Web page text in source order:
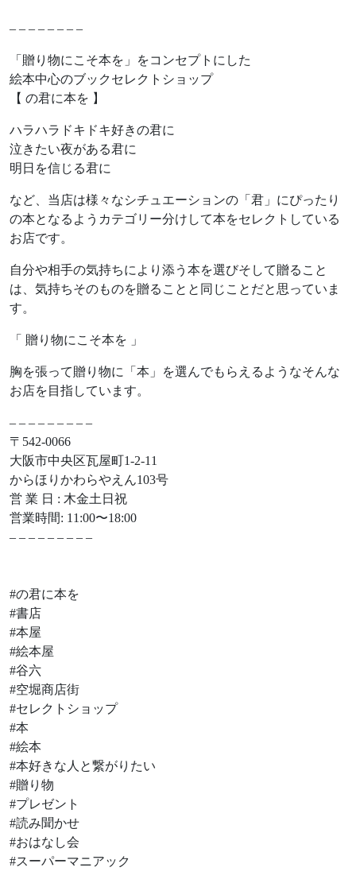
– – – – – – – –
「贈り物にこそ本を」をコンセプトにした
絵本中心のブックセレクトショップ
【 の君に本を 】
ハラハラドキドキ好きの君に
泣きたい夜がある君に
明日を信じる君に
など、当店は様々なシチュエーションの「君」にぴったり
の本となるようカテゴリー分けして本をセレクトしている
お店です。
自分や相手の気持ちにより添う本を選びそして贈ること
は、気持ちそのものを贈ることと同じことだと思っていま
す。
「 贈り物にこそ本を 」
胸を張って贈り物に「本」を選んでもらえるようなそんな
お店を目指しています。
– – – – – – – – –
〒542-0066
大阪市中央区瓦屋町1-2-11
からほりかわらやえん103号
営 業 日 : 木金土日祝
営業時間: 11:00〜18:00
– – – – – – – – –
#の君に本を
#書店
#本屋
#絵本屋
#谷六
#空堀商店街
#セレクトショップ
#本
#絵本
#本好きな人と繋がりたい
#贈り物
#プレゼント
#読み聞かせ
#おはなし会
#スーパーマニアック